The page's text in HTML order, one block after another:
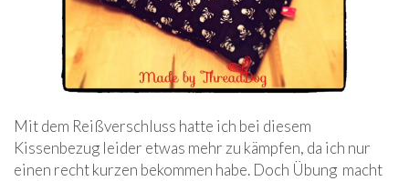
Mit dem Reißverschluss hatte ich bei diesem
Kissenbezug leider etwas mehr zu kämpfen, da ich nur
einen recht kurzen bekommen habe. Doch Übung macht